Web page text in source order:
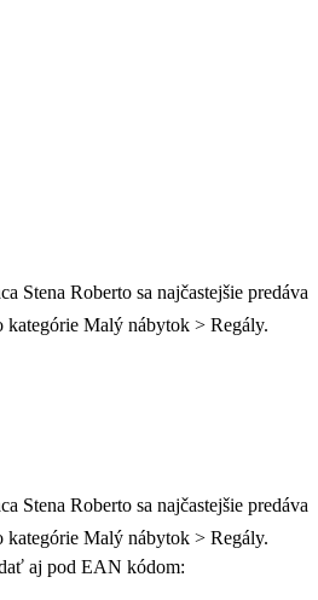
Stena Roberto sa najčastejšie predáva
kategórie Malý nábytok > Regály.
Stena Roberto sa najčastejšie predáva
kategórie Malý nábytok > Regály.
aj pod EAN kódom: